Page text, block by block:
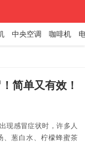
中央空调 咖啡机
简单又有效！
现感冒症状时，许多人
、葱白水、柠檬蜂蜜茶